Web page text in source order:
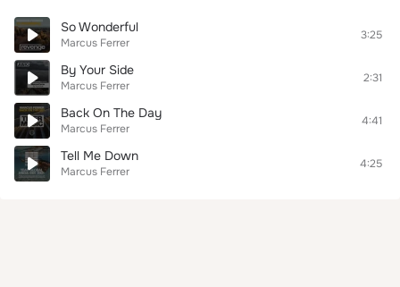
So Wonderful
Marcus Ferrer
3:25
By Your Side
Marcus Ferrer
2:31
Back On The Day
Marcus Ferrer
4:41
Tell Me Down
Marcus Ferrer
4:25